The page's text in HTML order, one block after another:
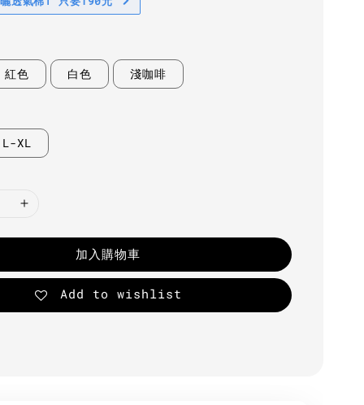
紅色 白色 淺咖啡
L-XL
加入購物車
Add to wishlist